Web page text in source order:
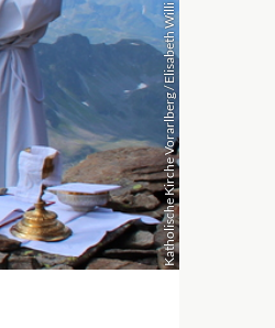
Katholische Kirche Vorarlberg / Elisabeth Willi